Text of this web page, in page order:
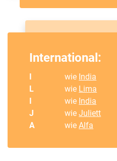
International:
I wie India
L
wie Lima
I
wie India
J
wieJuliett
A
wieAlfa